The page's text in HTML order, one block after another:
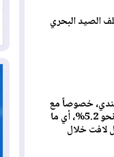
الصيد البحري
خصوصاً مع
استمرار تقلب العملة المحلية "الكرونا" وارتفاع معدلات التضخم. ويبلغ التضخم في آيسلندا نحو 5.2%، أي ما
لافت خلال